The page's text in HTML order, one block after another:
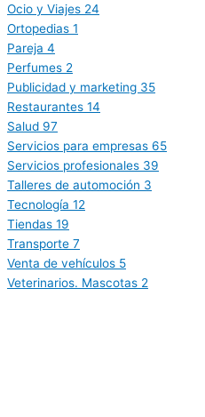
Ocio y Viajes 24
Ortopedias 1
Pareja 4
Perfumes 2
Publicidad y marketing 35
Restaurantes 14
Salud 97
Servicios para empresas 65
Servicios profesionales 39
Talleres de automoción 3
Tecnología 12
Tiendas 19
Transporte 7
Venta de vehículos 5
Veterinarios. Mascotas 2